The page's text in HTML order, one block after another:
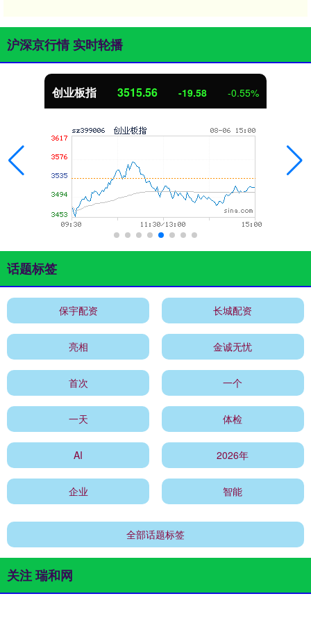
沪深京行情 实时轮播
创业板指 3515.56 -19.58 -0.55%
话题标签
保宇配资 长城配资
亮相 金诚无忧
首次 一个
一天 体检
AI 2026年
企业 智能
全部话题标签
关注 瑞和网